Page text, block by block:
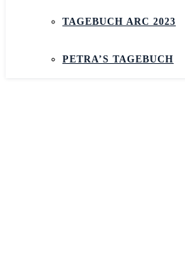
TAGEBUCH ARC 2023
PETRA’S TAGEBUCH